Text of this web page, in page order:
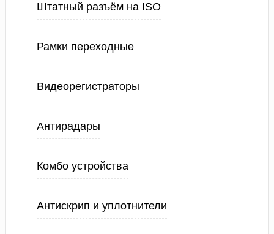
Штатный разъём на ISO
Рамки переходные
Видеорегистраторы
Антирадары
Комбо устройства
Антискрип и уплотнители